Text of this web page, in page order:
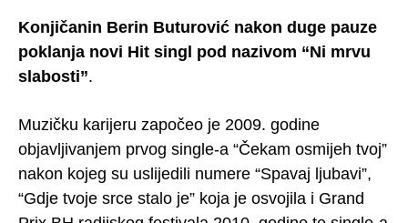
Konjičanin Berin Buturović nakon duge pauze
poklanja novi Hit singl pod nazivom “Ni mrvu
slabosti”.
Muzičku karijeru započeo je 2009. godine
objavljivanjem prvog single-a “Čekam osmijeh tvoj”
nakon kojeg su uslijedili numere “Spavaj ljubavi”,
“Gdje tvoje srce stalo je” koja je osvojila i Grand